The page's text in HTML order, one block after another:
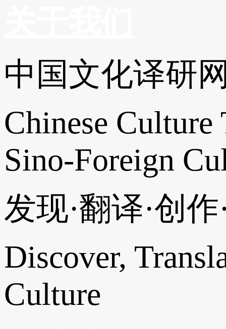
中国文化译研
Chinese
Sino-Foreign
发现·翻译·创
Discover,
Culture